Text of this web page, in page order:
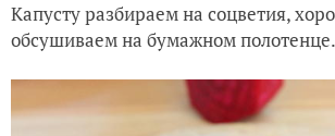
Капусту разбираем на соцветия,
обсушиваем на бумажном полотенце.